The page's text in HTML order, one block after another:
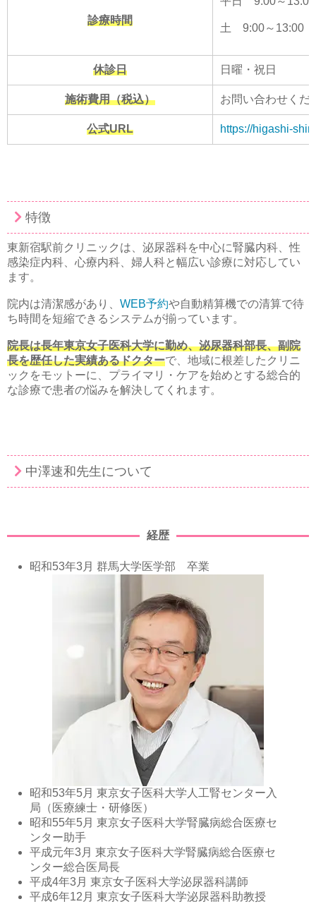
診療時間
土 9:00～13:00
休診日 日曜・祝日
施術費用（税込） お問い合わせくだ
公式URL https://higashi-
特徴
東新宿駅前クリニックは、泌尿器科を中心に腎臓内科、性
感染症内科、心療内科、婦人科と幅広い診療に対応してい
ます。
院内は清潔感があり、 WEB予約や自動精算機での清算で待
ち時間を短縮できるシステムが揃っています。
院長は長年東京女子医科大学に勤め、泌尿器科部長、副院
長を歴任した実績あるドクターで、地域に根差したクリニ
ックをモットーに、プライマリ・ケアを始めとする総合的
な診療で患者の悩みを解決してくれます。
中澤速和先生について
経歴
昭和53年3月 群馬大学医学部 卒業
昭和53年5月 東京女子医科大学人工腎センター入
局（医療練士・研修医）
昭和55年5月 東京女子医科大学腎臓病総合医療セ
ンター助手
平成元年3月 東京女子医科大学腎臓病総合医療セ
ンター総合医局長
平成4年3月 東京女子医科大学泌尿器科講師
平成6年12月 東京女子医科大学泌尿器科助教授